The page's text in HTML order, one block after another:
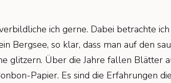
ich gerne. Dabei betrachte
Bergsee, so klar, dass man auf den
glitzern. Über die Jahre fallen Blätter
Papier. Es sind die Erfahrungen